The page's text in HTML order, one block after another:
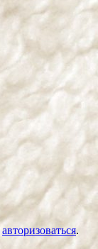
авторизоваться.